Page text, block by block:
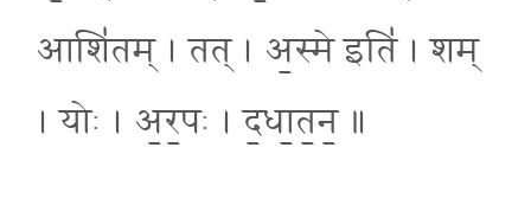
आशि॑तम् । तत् । अ॒स्मे इति॑ । शम्
। योः । अ॒र॒पः । द॒धा॒त॒न॒ ॥